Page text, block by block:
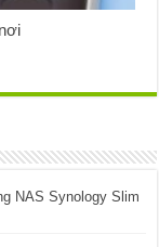
NAS Synology Slim